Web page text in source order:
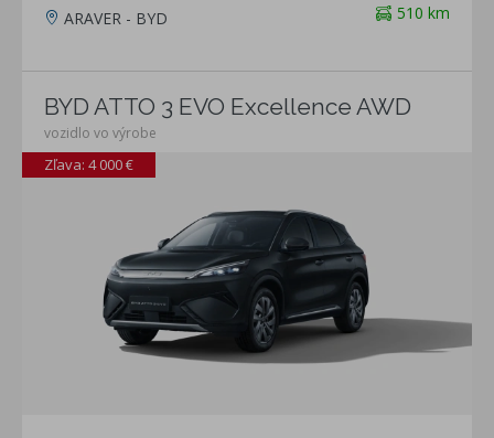
510 km
ARAVER - BYD
BYD ATTO 3 EVO Excellence AWD
vozidlo vo výrobe
Zľava: 4 000 €